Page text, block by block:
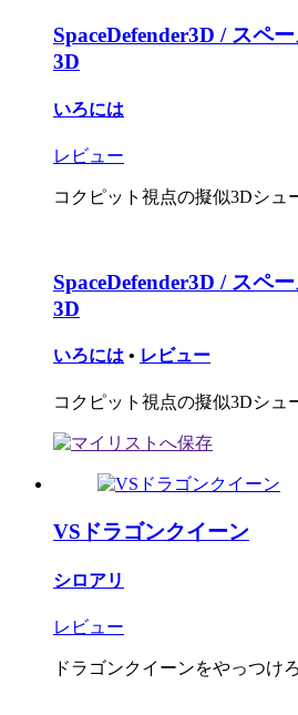
SpaceDefender3D / スペ
3D
いろには
レビュー
コクピット視点の擬似3Dシュ
SpaceDefender3D / スペ
3D
いろには • レビュー
コクピット視点の擬似3Dシュ
VSドラゴンクイーン
シロアリ
レビュー
ドラゴンクイーンをやっつけろ